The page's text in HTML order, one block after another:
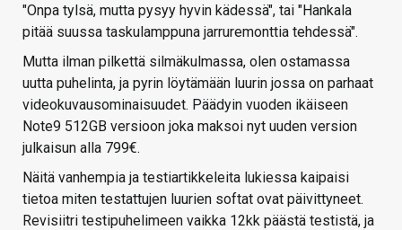
"Onpa tylsä, mutta pysyy hyvin kädessä", tai "Hankala
pitää suussa taskulamppuna jarruremonttia tehdessä".
Mutta ilman pilkettä silmäkulmassa, olen ostamassa
uutta puhelinta, ja pyrin löytämään luurin jossa on parhaat
videokuvausominaisuudet. Päädyin vuoden ikäiseen
Note9 512GB versioon joka maksoi nyt uuden version
julkaisun alla 799€.
Näitä vanhempia ja testiartikkeleita lukiessa kaipaisi
tietoa miten testattujen luurien softat ovat päivittyneet.
Revisiitri testipuhelimeen vaikka 12kk päästä testistä, ja